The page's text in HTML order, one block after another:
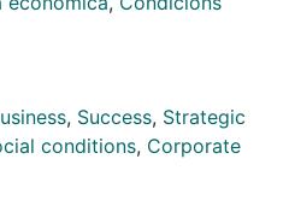
desea obtener, qué
con qué recursos
cómo la agenda
de los recursos
proyectos y actividades
, Success, Strategic
conditions, Corporate